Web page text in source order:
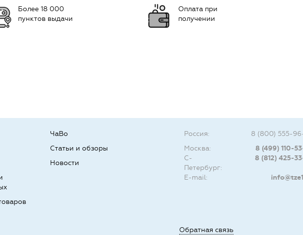
Более 18 000
пунктов выдачи
Оплата при
получении
ЧаВо
Статьи и обзоры
Новости
Россия:
8 (800) 555-
Москва:
8 (499) 110-
С-
Петербург:
8 (812) 425-
E-mail:
Обратная связь